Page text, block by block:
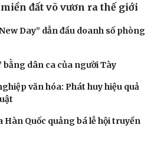
Đời sống
Nhà đẹp
Blog
đất võ vươn ra thế giới
Day” dẫn đầu doanh số phòng
bằng dân ca của người Tày
văn hóa: Phát huy hiệu quả
Hàn Quốc quảng bá lễ hội truyền